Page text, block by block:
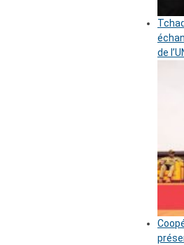
de